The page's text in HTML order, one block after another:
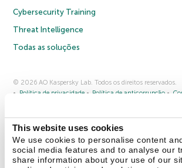
This website uses cookies
We use cookies to personalise content
social media features and to analyse our
share information about your use of our
Cybersecurity Training
Threat Intelligence
Todas as soluções
© 2026 AO Kaspersky Lab. Todos os direitos reservados.
Política de privacidade
Política de anticorrupção
Fale conosco Sobre a Kaspersky Parceiros
Comunicado à imprensa